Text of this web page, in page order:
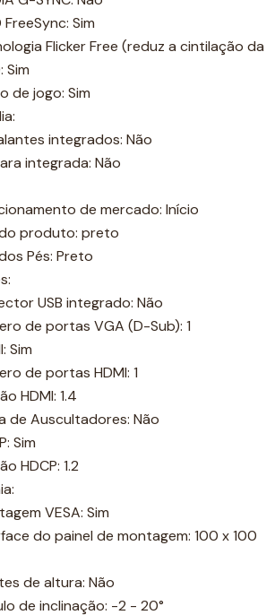
FreeSync: Sim
Flicker Free (reduz a cintilação da
Sim
de jogo: Sim
integrados: Não
integrada: Não
de mercado: Início
produto: preto
Pés: Preto
USB integrado: Não
de portas VGA (D-Sub): 1
Sim
de portas HDMI: 1
HDMI: 1.4
de Auscultadores: Não
Sim
HDCP: 1.2
VESA: Sim
do painel de montagem: 100 x 100
de altura: Não
de inclinação: -2 - 20°